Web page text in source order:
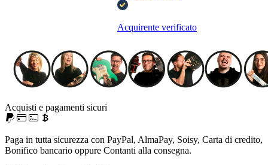
Acquirente verificato
Acquisti e pagamenti sicuri
Paga in tutta sicurezza con PayPal, AlmaPay, Soisy, Carta di credito,
Bonifico bancario oppure Contanti alla consegna.